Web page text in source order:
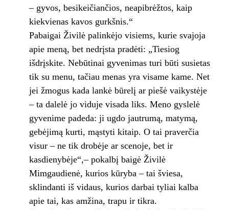
– gyvos, besikeičiančios, neapibrėžtos, kaip
kiekvienas kavos gurkšnis.“
Pabaigai Živilė palinkėjo visiems, kurie svajoja
apie meną, bet nedrįsta pradėti: „Tiesiog
išdrįskite. Nebūtinai gyvenimas turi būti susietas
tik su menu, tačiau menas yra visame kame. Net
jei žmogus kada lankė būrelį ar piešė vaikystėje
– ta dalelė jo viduje visada liks. Meno gyslelė
gyvenime padeda: ji ugdo jautrumą, matymą,
gebėjimą kurti, mąstyti kitaip. O tai praverčia
visur – ne tik drobėje ar scenoje, bet ir
kasdienybėje“,– pokalbį baigė Živilė
Mimgaudienė, kurios kūryba – tai šviesa,
sklindanti iš vidaus, kurios darbai tyliai kalba
apie tai, kas amžina, trapu ir tikra.